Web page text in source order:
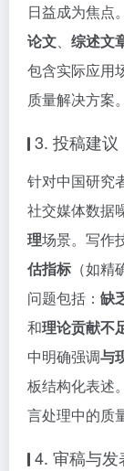
日益成为焦点
论文、 综述文
包含实际应用
质量解决方案。
3. 投稿建议
针对中国研究
社交媒体数据
理场景。写作
估指标 （如
问题包括： 缺
和理论贡献不
中明确强调与
板结构化表述
言处理中的质
4. 审稿与发